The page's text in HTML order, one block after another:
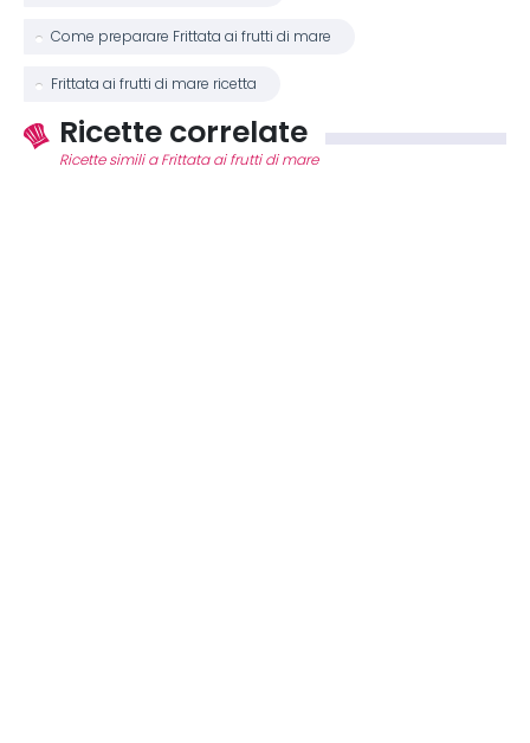
Come preparare Frittata ai frutti di mare
Frittata ai frutti di mare ricetta
Ricette correlate
Ricette simili a Frittata ai frutti di mare